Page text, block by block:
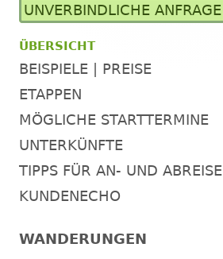
UNVERBINDLICHE ANFRAGE
ÜBERSICHT
BEISPIELE | PREISE
ETAPPEN
MÖGLICHE STARTTERMINE
UNTERKÜNFTE
TIPPS FÜR AN- UND ABREISE
KUNDENECHO
WANDERUNGEN